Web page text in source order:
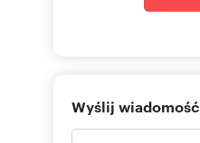
Wyślij wiadomość